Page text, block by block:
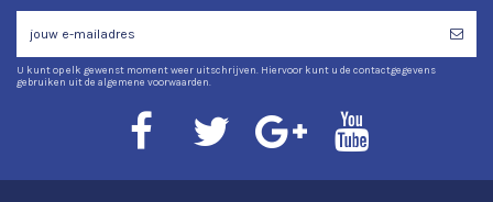
U kunt op elk gewenst moment weer uitschrijven. Hiervoor kunt u de contactgegevens
gebruiken uit de algemene voorwaarden.